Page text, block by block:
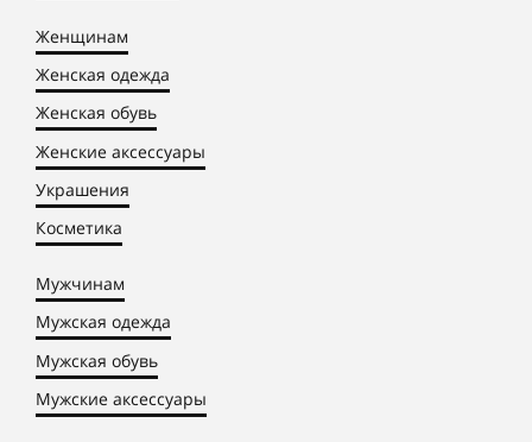
Женщинам
Женская одежда
Женская обувь
Женские аксессуары
Украшения
Косметика
Мужчинам
Мужская одежда
Мужская обувь
Мужские аксессуары